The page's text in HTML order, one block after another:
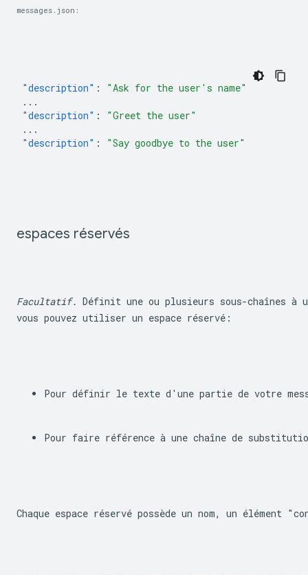
messages.json:
"description" :
"Ask for the user's name"
...
"description" :
"Greet the user"
...
"description" : "Say goodbye to the user"
espaces réservés
Facultatif. Définit une ou plusieurs sous-chaînes à
vous pouvez utiliser un espace réservé:
Pour définir le texte d'une partie de votre
Pour faire référence à une chaîne de
Chaque espace réservé possède un nom, un